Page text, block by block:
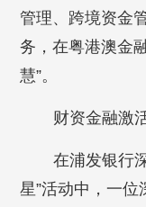
管理、跨境资金
务，在粤港澳金
慧”。
财资金融激
在浦发银行
星”活动中，一位